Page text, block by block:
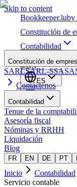
Skip to content
Bookkeeper.luby
Constitución de
Contabilidad
Blog
ES
Constitución de
SARLSARL-SSA
Contáctenos
Contabilidad
Tenue de la
Asesoría fiscal
Nóminas y RRHH
Liquidación
Blog
FR EN DE PT
Inicio Contabilidad
Servicio contable